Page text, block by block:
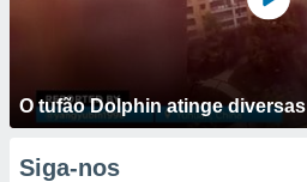
O tufão Dolphin atinge
Siga-nos